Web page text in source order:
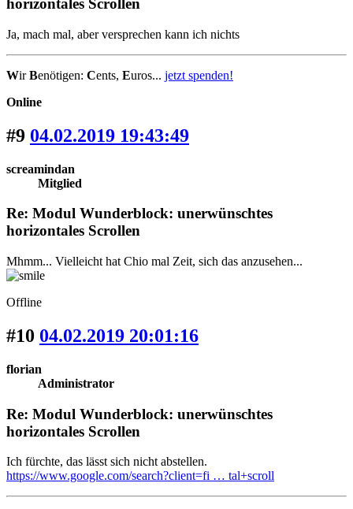
horizontales Scrollen
Ja, mach mal, aber versprechen kann ich nichts
WirBenötigen: Cents, Euros... jetzt spenden!
Online
#9 04.02.2019 19:43:49
screamindan
Mitglied
Re: Modul Wunderblock: unerwünschtes
horizontales Scrollen
Mhmm... Vielleicht hat Chio mal Zeit, sich das anzusehen...
Offline
#10 04.02.2019 20:01:16
florian
Administrator
Re: Modul Wunderblock: unerwünschtes
horizontales Scrollen
Ich fürchte, das lässt sich nicht abstellen.
https://www.google.com/search?client=fi … tal+scroll